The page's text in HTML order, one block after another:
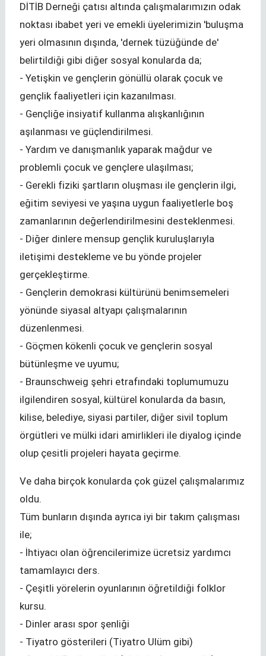
DİTİB Derneği çatısı altında çalışmalarımızın odak
noktası ibabet yeri ve emekli üyelerimizin 'buluşma
yeri olmasının dışında, 'dernek tüzüğünde de'
belirtildiği gibi diğer sosyal konularda da;
- Yetişkin ve gençlerin gönüllü olarak çocuk ve
gençlik faaliyetleri için kazanılması.
- Gençliğe insiyatif kullanma alışkanlığının
aşılanması ve güçlendirilmesi.
- Yardım ve danışmanlık yaparak mağdur ve
problemli çocuk ve gençlere ulaşılması;
- Gerekli fiziki şartların oluşması ile gençlerin ilgi,
eğitim seviyesi ve yaşına uygun faaliyetlerle boş
zamanlarının değerlendirilmesini desteklenmesi.
- Diğer dinlere mensup gençlik kuruluşlarıyla
iletişimi destekleme ve bu yönde projeler
gerçekleştirme.
- Gençlerin demokrasi kültürünü benimsemeleri
yönünde siyasal altyapı çalışmalarının
düzenlenmesi.
- Göçmen kökenli çocuk ve gençlerin sosyal
bütünleşme ve uyumu;
- Braunschweig şehri etrafındaki toplumumuzu
ilgilendiren sosyal, kültürel konularda da basın,
kilise, belediye, siyasi partiler, diğer sivil toplum
örgütleri ve mülki idari amirlikleri ile diyalog içinde
olup çesitli projeleri hayata geçirme.
Ve daha birçok konularda çok güzel çalışmalarımız
oldu.
Tüm bunların dışında ayrıca iyi bir takım çalışması
ile;
- İhtiyacı olan öğrencilerimize ücretsiz yardımcı
tamamlayıcı ders.
- Çeşitli yörelerin oyunlarının öğretildiği folklor
kursu.
- Dinler arası spor şenliği
- Tiyatro gösterileri (Tiyatro Ulüm gibi)